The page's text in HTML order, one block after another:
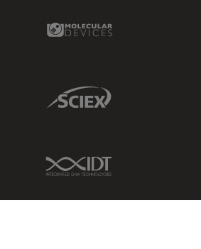
Molecular Devices Link
Sciex Link
IDT Link